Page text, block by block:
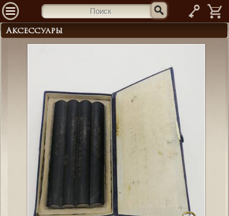
—
Аксессуары